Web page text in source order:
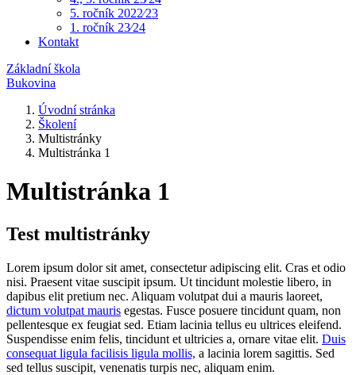
5. ročník 2022⁄23
1. ročník 23⁄24
Kontakt
Základní škola
Bukovina
Úvodní stránka
Školení
Multistránky
Multistránka 1
Multistránka 1
Test multistránky
Lorem ipsum dolor sit amet, consectetur adipiscing elit. Cras et odio
nisi. Praesent vitae suscipit ipsum. Ut tincidunt molestie libero, in
dapibus elit pretium nec. Aliquam volutpat dui a mauris laoreet,
dictum volutpat mauris egestas. Fusce posuere tincidunt quam, non
pellentesque ex feugiat sed. Etiam lacinia tellus eu ultrices eleifend.
Suspendisse enim felis, tincidunt et ultricies a, ornare vitae elit. Duis
consequat ligula facilisis ligula mollis, a lacinia lorem sagittis. Sed
sed tellus suscipit, venenatis turpis nec, aliquam enim.